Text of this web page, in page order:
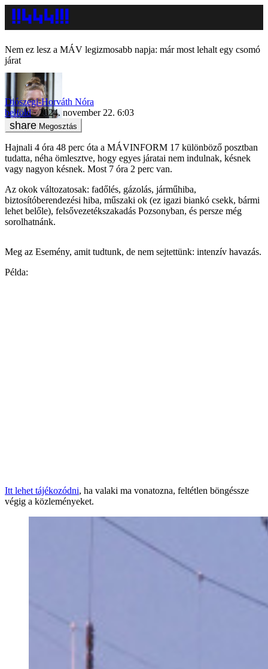
Nem ez lesz a MÁV legizmosabb napja: már most lehalt egy csomó
járat
Diószegi-Horváth Nóra
belföld
2024. november 22. 6:03
Megosztás
Hajnali 4 óra 48 perc óta a MÁVINFORM 17 különböző posztban
tudatta, néha ömlesztve, hogy egyes járatai nem indulnak, késnek
vagy nagyon késnek. Most 7 óra 2 perc van.
Az okok változatosak: fadőlés, gázolás, járműhiba,
biztosítóberendezési hiba, műszaki ok (ez igazi biankó csekk, bármi
lehet belőle), felsővezetékszakadás Pozsonyban, és persze még
sorolhatnánk.
Meg az Esemény, amit tudtunk, de nem sejtettünk: intenzív havazás.
Példa:
Itt lehet tájékozódni, ha valaki ma vonatozna, feltétlen böngéssze
végig a közleményeket.